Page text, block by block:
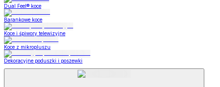
Dual Feel® koce
Barankowe koce
Koce i śpiwory telewizyjne
Koce z mikropluszu
Dekoracyjne poduszki i poszewki